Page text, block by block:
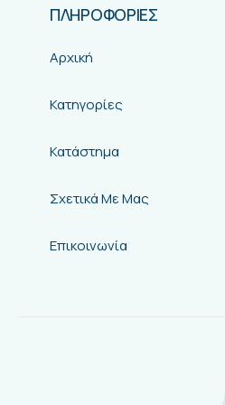
ΠΛΗΡΟΦΟΡΙΕΣ
Αρχική
Κατηγορίες
Κατάστημα
Σχετικά Με Μας
Επικοινωνία